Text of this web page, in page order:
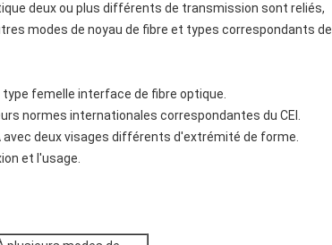
deux ou plus différents de transmission sont reliés,
modes de noyau de fibre et types correspondants de
femelle interface de fibre optique.
normes internationales correspondantes du CEI.
avec deux visages différents d'extrémité de forme.
et l'usage.